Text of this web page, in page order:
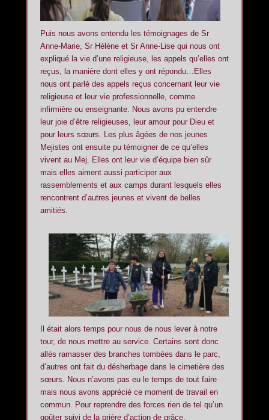
Puis nous avons entendu les témoignages de Sr
Anne-Marie, Sr Hélène et Sr Anne-Lise qui nous ont
expliqué la vie d’une religieuse, les appels qu’elles ont
reçus, la manière dont elles y ont répondu…Elles
nous ont parlé des appels reçus concernant leur vie
religieuse et leur vie professionnelle, comme
infirmière ou enseignante. Nous avons pu entendre
leur joie d’être religieuses, leur amour pour Dieu et
pour leurs sœurs. Les plus âgées de nos jeunes
Mejistes ont ensuite pu témoigner de ce qu’elles
vivent au Mej. Elles ont leur vie d’équipe bien sûr
mais elles aiment aussi participer aux
rassemblements et aux camps durant lesquels elles
rencontrent d’autres jeunes et vivent de belles
amitiés.
Il était alors temps pour nous de nous lever à notre
tour, de nous mettre au service. Certains sont donc
allés ramasser des branches tombées dans le parc,
d’autres ont fait du désherbage dans le cimetière des
sœurs. Nous n’avons pas eu le temps de tout faire
mais nous avons apprécié ce moment de travail en
commun. Pour reprendre des forces rien de tel qu’un
goûter suivi de la prière d’action de grâce.